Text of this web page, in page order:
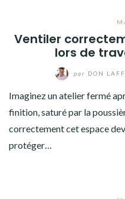
Ventiler
lors de
par DON
Imaginez un atelier fermé
finition, saturé par la
correctement cet espace
protéger…